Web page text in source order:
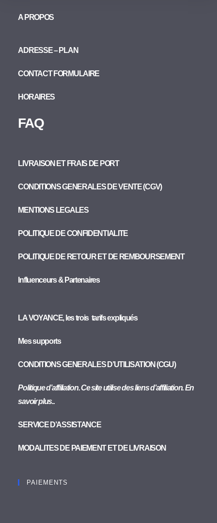
A PROPOS
ADRESSE – PLAN
CONTACT FORMULAIRE
HORAIRES
FAQ
LIVRAISON ET FRAIS DE PORT
CONDITIONS GENERALES DE VENTE (CGV)
MENTIONS LEGALES
POLITIQUE DE CONFIDENTIALITE
POLITIQUE DE RETOUR ET DE REMBOURSEMENT
Influenceurs & Partenaires
LA VOYANCE, les trois tarifs expliqués
Mes supports
CONDITIONS GENERALES D’UTILISATION (CGU)
Politique d’affiliation. Ce site utilise des liens d’affiliation. En
savoir plus..
SERVICE D’ASSISTANCE
MODALITES DE PAIEMENT ET DE LIVRAISON
PAIEMENTS